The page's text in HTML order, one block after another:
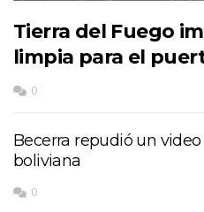
Tierra del Fuego
limpia para el
0
Becerra repudió un
boliviana
0